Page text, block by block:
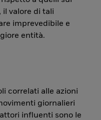
valore di tali
imprevedibile e
entità.
correlati alle azioni
giornalieri
influenti sono le